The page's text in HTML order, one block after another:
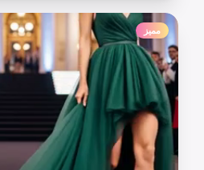
مميز